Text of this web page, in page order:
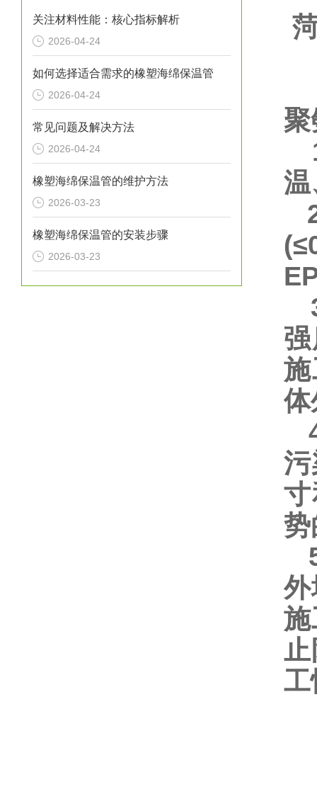
关注材料性能：核心指标解析
2026-04-24
如何选择适合需求的橡塑海绵保温管
2026-04-24
常见问题及解决方法
2026-04-24
橡塑海绵保温管的维护方法
2026-03-23
橡塑海绵保温管的安装步骤
2026-03-23
聚
工